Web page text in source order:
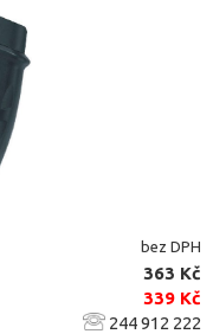
bez DPH
363 Kč
339 Kč
244 912 222